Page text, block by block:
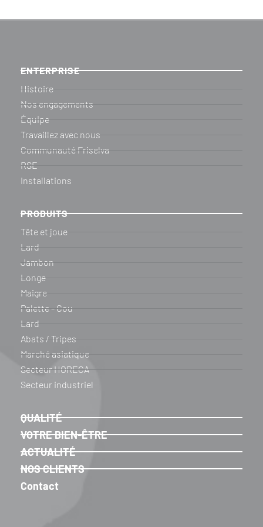
ENTERPRISE
Histoire
Nos engagements
Équipe
Travaillez avec nous
Communauté Friselva
RSE
Installations
PRODUITS
Tête et joue
Lard
Jambon
Longe
Maigre
Palette - Cou
Lard
Abats / Tripes
Marché asiatique
Secteur HORECA
Secteur industriel
QUALITÉ
VOTRE BIEN-ÊTRE
ACTUALITÉ
NOS CLIENTS
Contact